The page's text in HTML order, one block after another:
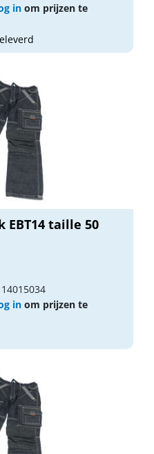
in om prijzen te
EBT14 taille 50
in om prijzen te